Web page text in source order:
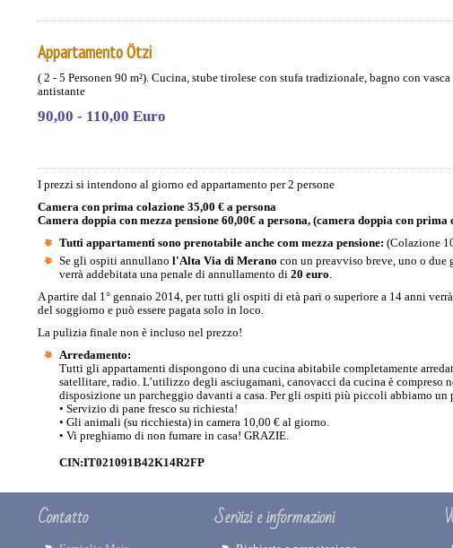
Appartamento Ötzi
( 2 - 5 Personen 90 m²). Cucina, stube tirolese con stufa tradizionale, bagno con
antistante
90,00 - 110,00 Euro
I prezzi si intendono al giorno ed appartamento per 2 persone
Camera con prima colazione 35,00 € a persona
Camera doppia con mezza pensione 60,00€ a persona, (camera doppia con prima
Tutti appartamenti sono prenotabile anche com mezza pensione: (Colazione
Se gli ospiti annullano l'Alta Via di Merano con un preavviso breve, uno o due
verrà addebitata una penale di annullamento di 20 euro.
A partire dal 1° gennaio 2014, per tutti gli ospiti di età pari o superiore a 14 anni
del soggiorno e può essere pagata solo in loco.
La pulizia finale non è incluso nel prezzo!
Arredamento:
Tutti gli appartamenti dispongono di una cucina abitabile completamente
satellitare, radio. L’utilizzo degli asciugamani, canovacci da cucina è
disposizione un parcheggio davanti a casa. Per gli ospiti più piccoli abbiamo un
• Servizio di pane fresco su richiesta!
• Gli animali (su ricchiesta) in camera 10,00 € al giorno.
• Vi preghiamo di non fumare in casa! GRAZIE.
CIN:IT021091B42K14R2FP
Contatto Servizi e informazioni